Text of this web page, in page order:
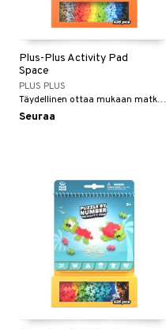
Plus-Plus Activity Pad
Space
PLUS PLUS
Täydellinen ottaa mukaan matkalle!
Seuraa